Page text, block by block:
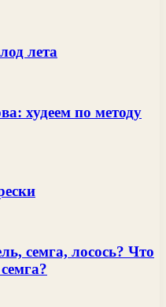
лета
худеем по методу
семга, лосось? Что